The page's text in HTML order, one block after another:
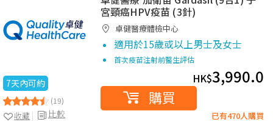
7天內可約
(19)
比較
收藏
宮頸癌HPV疫苗 (3針)
卓健醫療體檢中心
適用於15歲或以上男士及女士
首次疫苗注射前醫生評估
HK$3,990.0
購買
已有470人購買